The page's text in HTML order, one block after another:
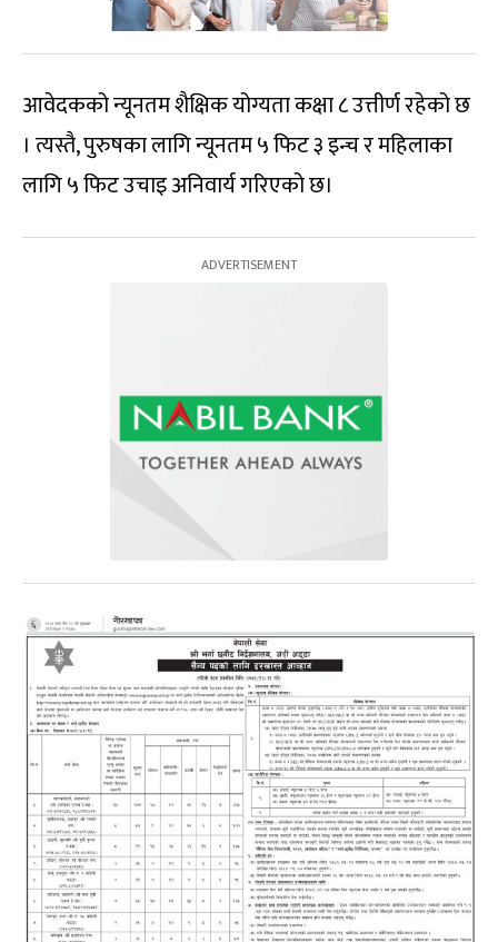
आवेदकको न्यूनतम शैक्षिक योग्यता कक्षा ८ उत्तीर्ण रहेको छ
। त्यस्तै, पुरुषका लागि न्यूनतम ५ फिट ३ इन्च र महिलाका
लागि ५ फिट उचाइ अनिवार्य गरिएको छ।